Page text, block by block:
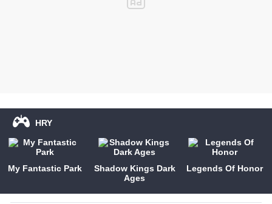
HRY
My Fantastic Park
Shadow Kings Dark
Ages
Legends Of Honor